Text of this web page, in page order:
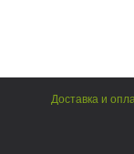
Доставка и